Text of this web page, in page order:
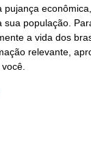
sua população.
a vida dos
relevante,